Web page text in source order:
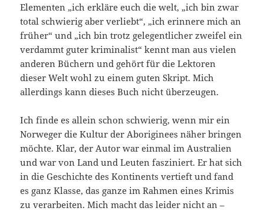
Elementen „ich erkläre euch die welt, „ich bin zwar
total schwierig aber verliebt“, „ich erinnere mich an
früher“ und „ich bin trotz gelegentlicher zweifel ein
verdammt guter kriminalist“ kennt man aus vielen
anderen Büchern und gehört für die Lektoren
dieser Welt wohl zu einem guten Skript. Mich
allerdings kann dieses Buch nicht überzeugen.
Ich finde es allein schon schwierig, wenn mir ein
Norweger die Kultur der Aboriginees näher bringen
möchte. Klar, der Autor war einmal im Australien
und war von Land und Leuten fasziniert. Er hat sich
in die Geschichte des Kontinents vertieft und fand
es ganz Klasse, das ganze im Rahmen eines Krimis
zu verarbeiten. Mich macht das leider nicht an –